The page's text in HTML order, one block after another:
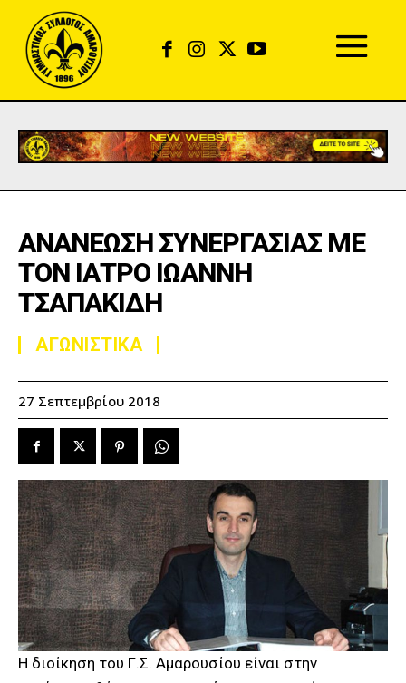
ΑΝΑΝΕΩΣΗ ΣΥΝΕΡΓΑΣΙΑΣ ΜΕ
ΤΟΝ ΙΑΤΡΟ ΙΩΑΝΝΗ
ΤΣΑΠΑΚΙΔΗ
ΑΓΩΝΙΣΤΙΚΑ
27 Σεπτεμβρίου 2018
Η διοίκηση του Γ.Σ. Αμαρουσίου είναι στην